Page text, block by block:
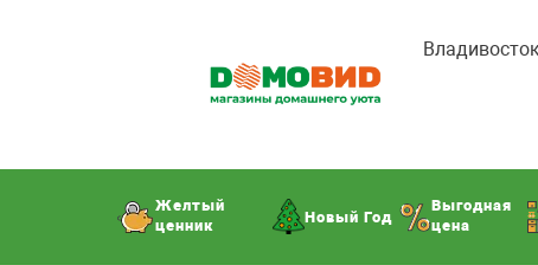
Желтый
ценник
Новый Год
Выгодная
цена